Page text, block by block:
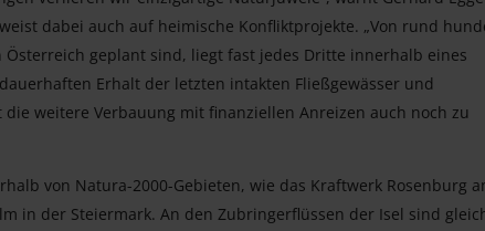
dabei auch auf heimische Konfliktprojekte. „Von rund
geplant sind, liegt fast jedes Dritte innerhalb eines
Erhalt der letzten intakten Fließgewässer und
weitere Verbauung mit finanziellen Anreizen auch noch zu
von Natura-2000-Gebieten, wie das Kraftwerk Rosenburg
in der Steiermark. An den Zubringerflüssen der Isel sind